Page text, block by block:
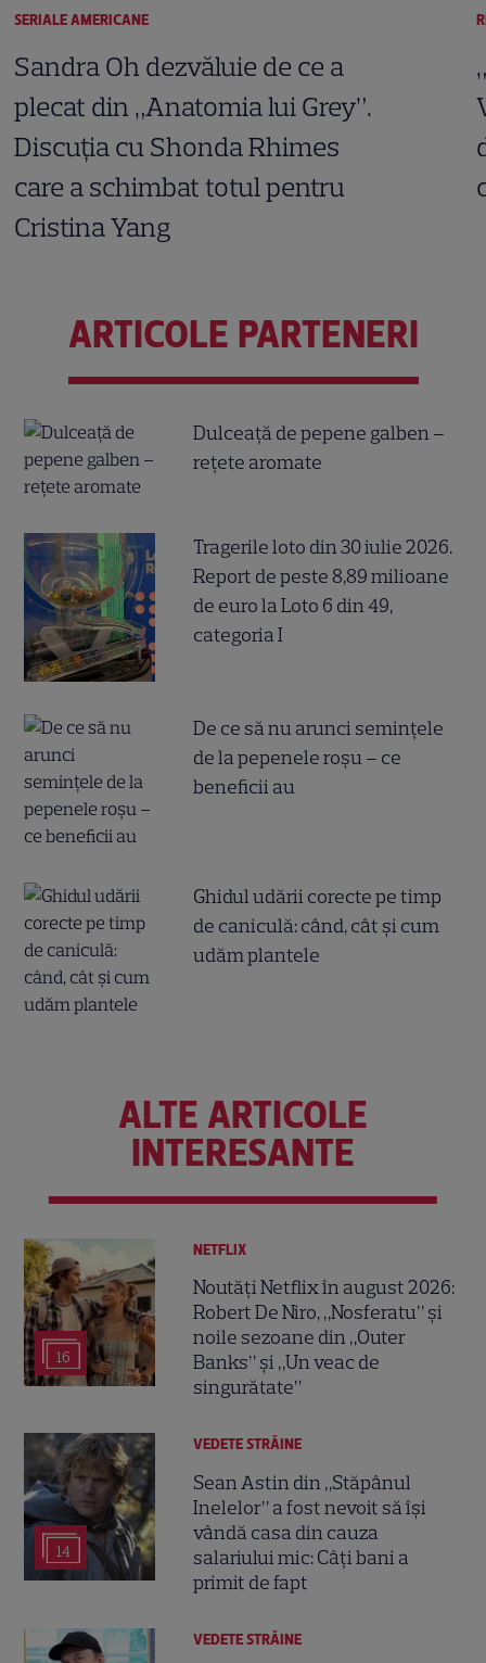
SERIALE AMERICANE
Sandra Oh dezvăluie de ce a
plecat din „Anatomia lui Grey”.
Discuția cu Shonda Rhimes
care a schimbat totul pentru
Cristina Yang
ARTICOLE PARTENERI
Dulceață de pepene galben –
rețete aromate
Tragerile loto din 30 iulie 2026.
Report de peste 8,89 milioane
de euro la Loto 6 din 49,
categoria I
De ce să nu arunci semințele
de la pepenele roșu – ce
beneficii au
Ghidul udării corecte pe timp
de caniculă: când, cât şi cum
udăm plantele
ALTE ARTICOLE
INTERESANTE
16
NETFLIX
Noutăți Netflix în august 2026:
Robert De Niro, „Nosferatu” și
noile sezoane din „Outer
Banks” și „Un veac de
singurătate”
14
VEDETE STRĂINE
Sean Astin din „Stăpânul
Inelelor” a fost nevoit să își
vândă casa din cauza
salariului mic: Câți bani a
primit de fapt
VEDETE STRĂINE